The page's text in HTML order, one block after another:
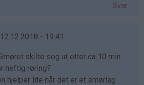
Svar
- 19:41
skilte seg ut etter ca 10 min...
heftig røring?
hjelper lite når det er et smørlag